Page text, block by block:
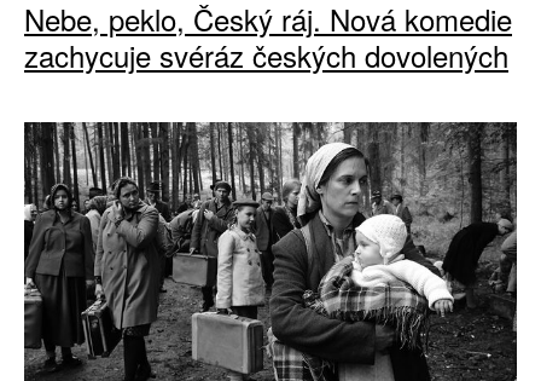
Nebe, peklo, Český ráj. Nová komedie
zachycuje svéráz českých dovolených